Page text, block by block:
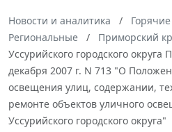
Новости и аналитика
Региональные
Приморский
Уссурийского городского округа
декабря 2007 г. N 713 "О
освещения улиц, содержании,
ремонте объектов уличного
Уссурийского городского округа"